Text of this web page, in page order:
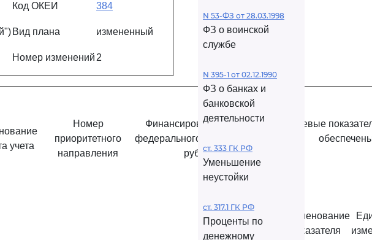
Код ОКЕИ 384
Вид плана измененный
Номер изменений 2
учета
Номер
приоритетного
направления
Финансирование за счет
федерального бюджета (тыс.
рублей)
Целевые
Наименование
показателя
N 53-ФЗ от 28.03.1998
ФЗ о воинской
службе
N 395-1 от 02.12.1990
ФЗ о банках и
банковской
деятельности
ст. 333 ГК РФ
Уменьшение
неустойки
ст. 317.1 ГК РФ
Проценты по
денежному